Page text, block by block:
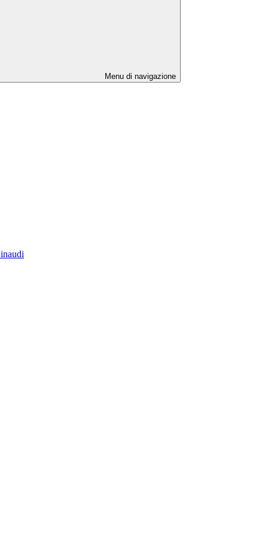
Menu di navigazione